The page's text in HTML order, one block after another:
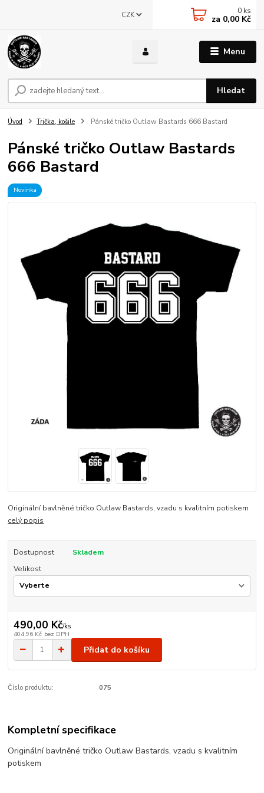
Menu
CZK
Hledat
0 ks
za 0,00 Kč
Úvod Trička, košile Pánské tričko Outlaw Bastards 666 Bastard
Pánské tričko Outlaw Bastards
666 Bastard
Novinka
Originální bavlněné tričko Outlaw Bastards, vzadu s kvalitním potiskem
celý popis
Dostupnost
Skladem
Velikost
490,00 Kč/ks
404,96 Kč bez DPH
Přidat do košíku
Číslo produktu: 075
Kompletní specifikace
Originální bavlněné tričko Outlaw Bastards, vzadu s kvalitním
potiskem